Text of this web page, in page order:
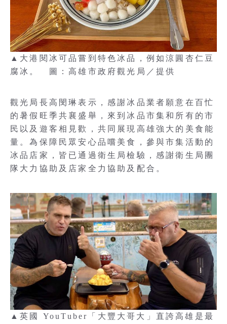
▲大港閱冰可品嘗到特色冰品，例如涼圓杏仁豆
腐冰。 圖：高雄市政府觀光局／提供
觀光局長高閔琳表示，感謝冰品業者願意在百忙
的暑假旺季共襄盛舉，來到冰品市集和所有的市
民以及遊客相見歡，共同展現高雄強大的美食能
量。為保障民眾安心品嚐美食，參與市集活動的
冰品店家，皆已通過衛生局檢驗，感謝衛生局團
隊大力協助及店家全力協助及配合。
▲英國 YouTuber「大豐大哥大」直誇高雄是最